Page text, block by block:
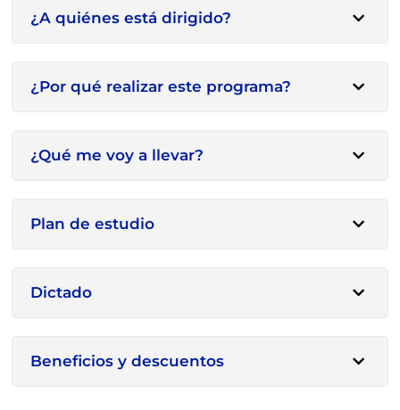
¿A quiénes está dirigido?
¿Por qué realizar este programa?
¿Qué me voy a llevar?
Plan de estudio
Dictado
Beneficios y descuentos